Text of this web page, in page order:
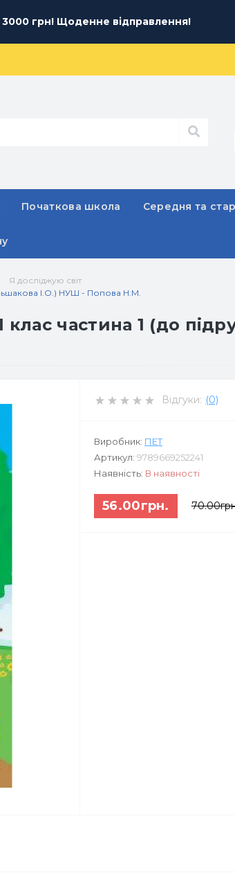
грн! Щоденне відправлення!
Початкова школа Середня та
Я досліджую світ
І.О.) НУШ - Попова Н.М.
частина 1 (до
Відгуки: (0)
Виробник: ПЕТ
Артикул: 9789669252241
Наявність: В наявності
56.00грн.